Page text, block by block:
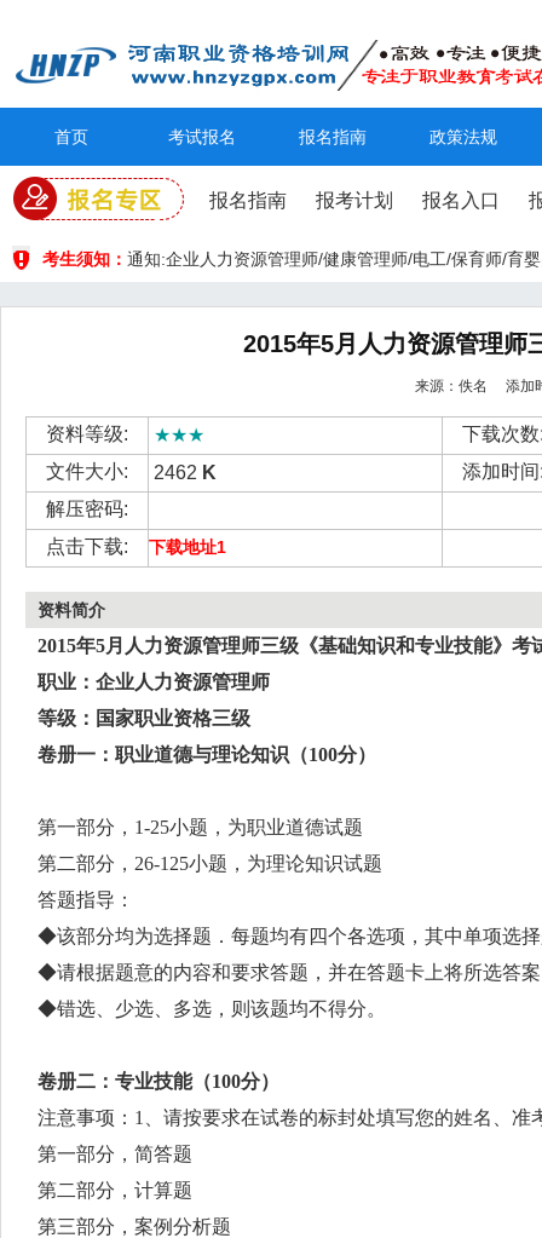
首页 考试报名 报名指南 政策法规
报名指南 报考计划 报名入口
考生须知： 通知:企业人力资源管理师/健康管理师/电工/保育师/育
2015年5月人力资源管理师
来源：佚名 添加
资料等级: ★★★
下载次
文件大小:
2462 K
添加时
解压密码:
点击下载:
下载地址1
资料简介
2015年5月人力资源管理师三级《基础知识和专业技能》考
职业：企业人力资源管理师
等级：国家职业资格三级
卷册一：职业道德与理论知识（100分）
第一部分， 1-25小题，为职业道德试题
第二部分， 26-125小题，为理论知识试题
答题指导：
◆该部分均为选择题．每题均有四个各选项，其中单项选
的。
◆请根据题意的内容和要求答题，并在答题卡上将所选答
◆错选、少选、多选，则该题均不得分。
卷册二：专业技能（100分）
注意事项： 1、请按要求在试卷的标封处填写您的姓名、准
2、请仔细阅读各种题目的回答要求，并在规定的位置填写
3、请保持卷面整洁，不要在试卷上作任何与答题无关的
第一部分，简答题
第二部分，计算题
第三部分，案例分析题